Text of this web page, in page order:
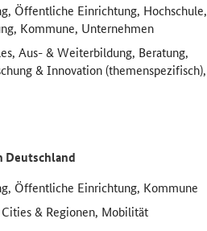
Öffentliche Einrichtung, Hochschule,
Kommune, Unternehmen
Aus- & Weiterbildung, Beratung,
& Innovation (themenspezifisch),
Deutschland
Öffentliche Einrichtung, Kommune
& Regionen, Mobilität